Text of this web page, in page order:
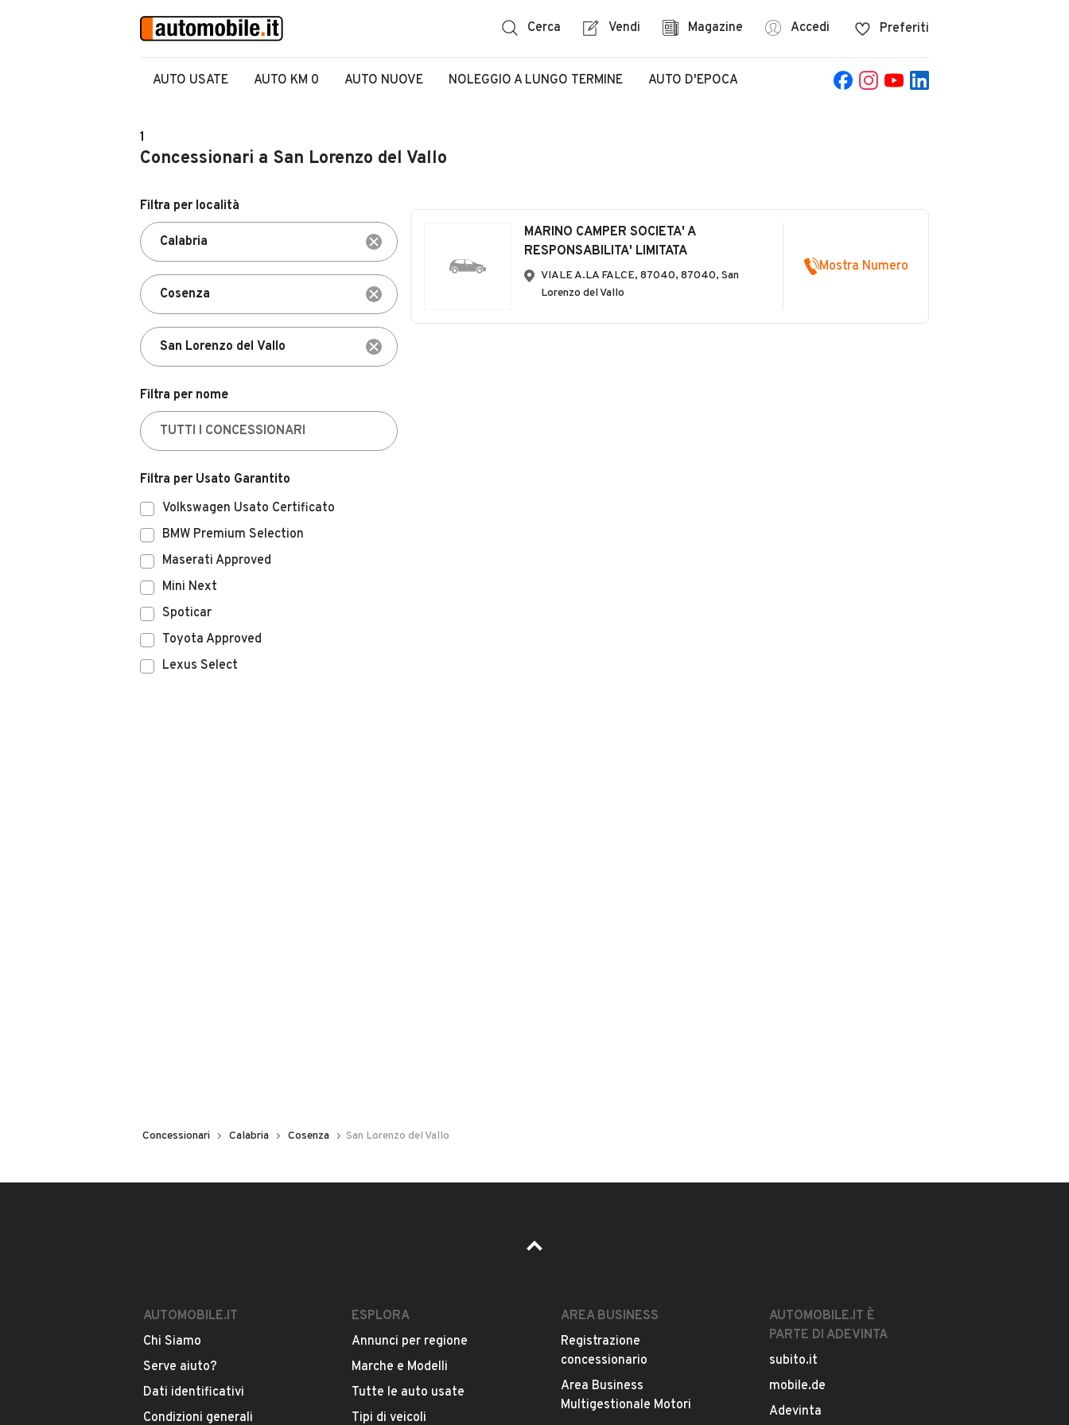
Cerca Vendi Magazine Accedi Preferiti
AUTO USATE AUTO KM 0 AUTO NUOVE NOLEGGIO A LUNGO TERMINE AUTO D'EPOCA
1
Concessionari a San Lorenzo del Vallo
Filtra per località
Filtra per nome
Filtra per Usato Garantito
Volkswagen Usato Certificato
BMW Premium Selection
Maserati Approved
Mini Next
Spoticar
Toyota Approved
Lexus Select
MARINO CAMPER SOCIETA' A
RESPONSABILITA' LIMITATA
VIALE A.LA FALCE, 87040, 87040, San
Lorenzo del Vallo
Mostra Numero
Concessionari Calabria Cosenza San Lorenzo del Vallo
AUTOMOBILE.IT
Chi Siamo
Serve aiuto?
Dati identificativi
Condizioni generali
ESPLORA
Annunci per regione
Marche e Modelli
Tutte le auto usate
Tipi di veicoli
AREA BUSINESS
Registrazione
concessionario
Area Business
Multigestionale Motori
AUTOMOBILE.IT È
PARTE DI ADEVINTA
subito.it
mobile.de
Adevinta